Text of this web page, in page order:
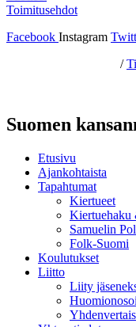
Toimitusehdot
Facebook Instagram
/
Suomen
Etusivu
Ajankohtaista
Tapahtumat
Kiertueet
Kiertuehaku
Samuelin
Folk-Suomi
Koulutukset
Liitto
Liity